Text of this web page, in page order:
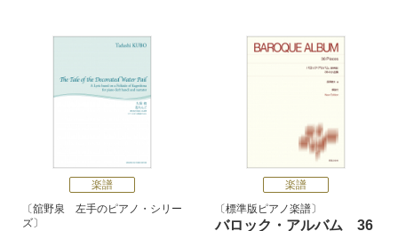
楽譜
舘野泉 左手のピアノ・シリー
ズ
楽譜
標準版ピアノ楽譜
バロック・アルバム 36